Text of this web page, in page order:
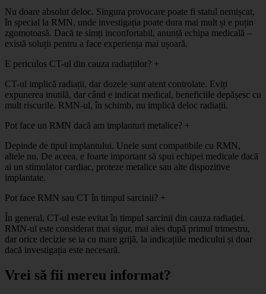
Nu doare absolut deloc. Singura provocare poate fi statul nemișcat,
în special la RMN, unde investigația poate dura mai mult și e puțin
zgomotoasă. Dacă te simți inconfortabil, anunță echipa medicală –
există soluții pentru a face experiența mai ușoară.
E periculos CT-ul din cauza radiațiilor? +
CT-ul implică radiații, dar dozele sunt atent controlate. Eviți
expunerea inutilă, dar când e indicat medical, beneficiile depășesc cu
mult riscurile. RMN-ul, în schimb, nu implică deloc radiații.
Pot face un RMN dacă am implanturi metalice? +
Depinde de tipul implantului. Unele sunt compatibile cu RMN,
altele nu. De aceea, e foarte important să spui echipei medicale dacă
ai un stimulator cardiac, proteze metalice sau alte dispozitive
implantate.
Pot face RMN sau CT în timpul sarcinii? +
În general, CT-ul este evitat în timpul sarcinii din cauza radiației.
RMN-ul este considerat mai sigur, mai ales după primul trimestru,
dar orice decizie se ia cu mare grijă, la indicațiile medicului și doar
dacă investigația este necesară.
Vrei să fii mereu informat?